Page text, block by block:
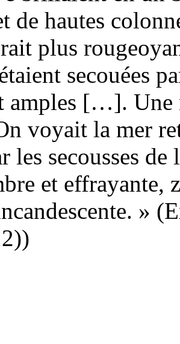
de hautes
plus
secouées
amples […]. Une
voyait la mer
les secousses
et effrayante,
»